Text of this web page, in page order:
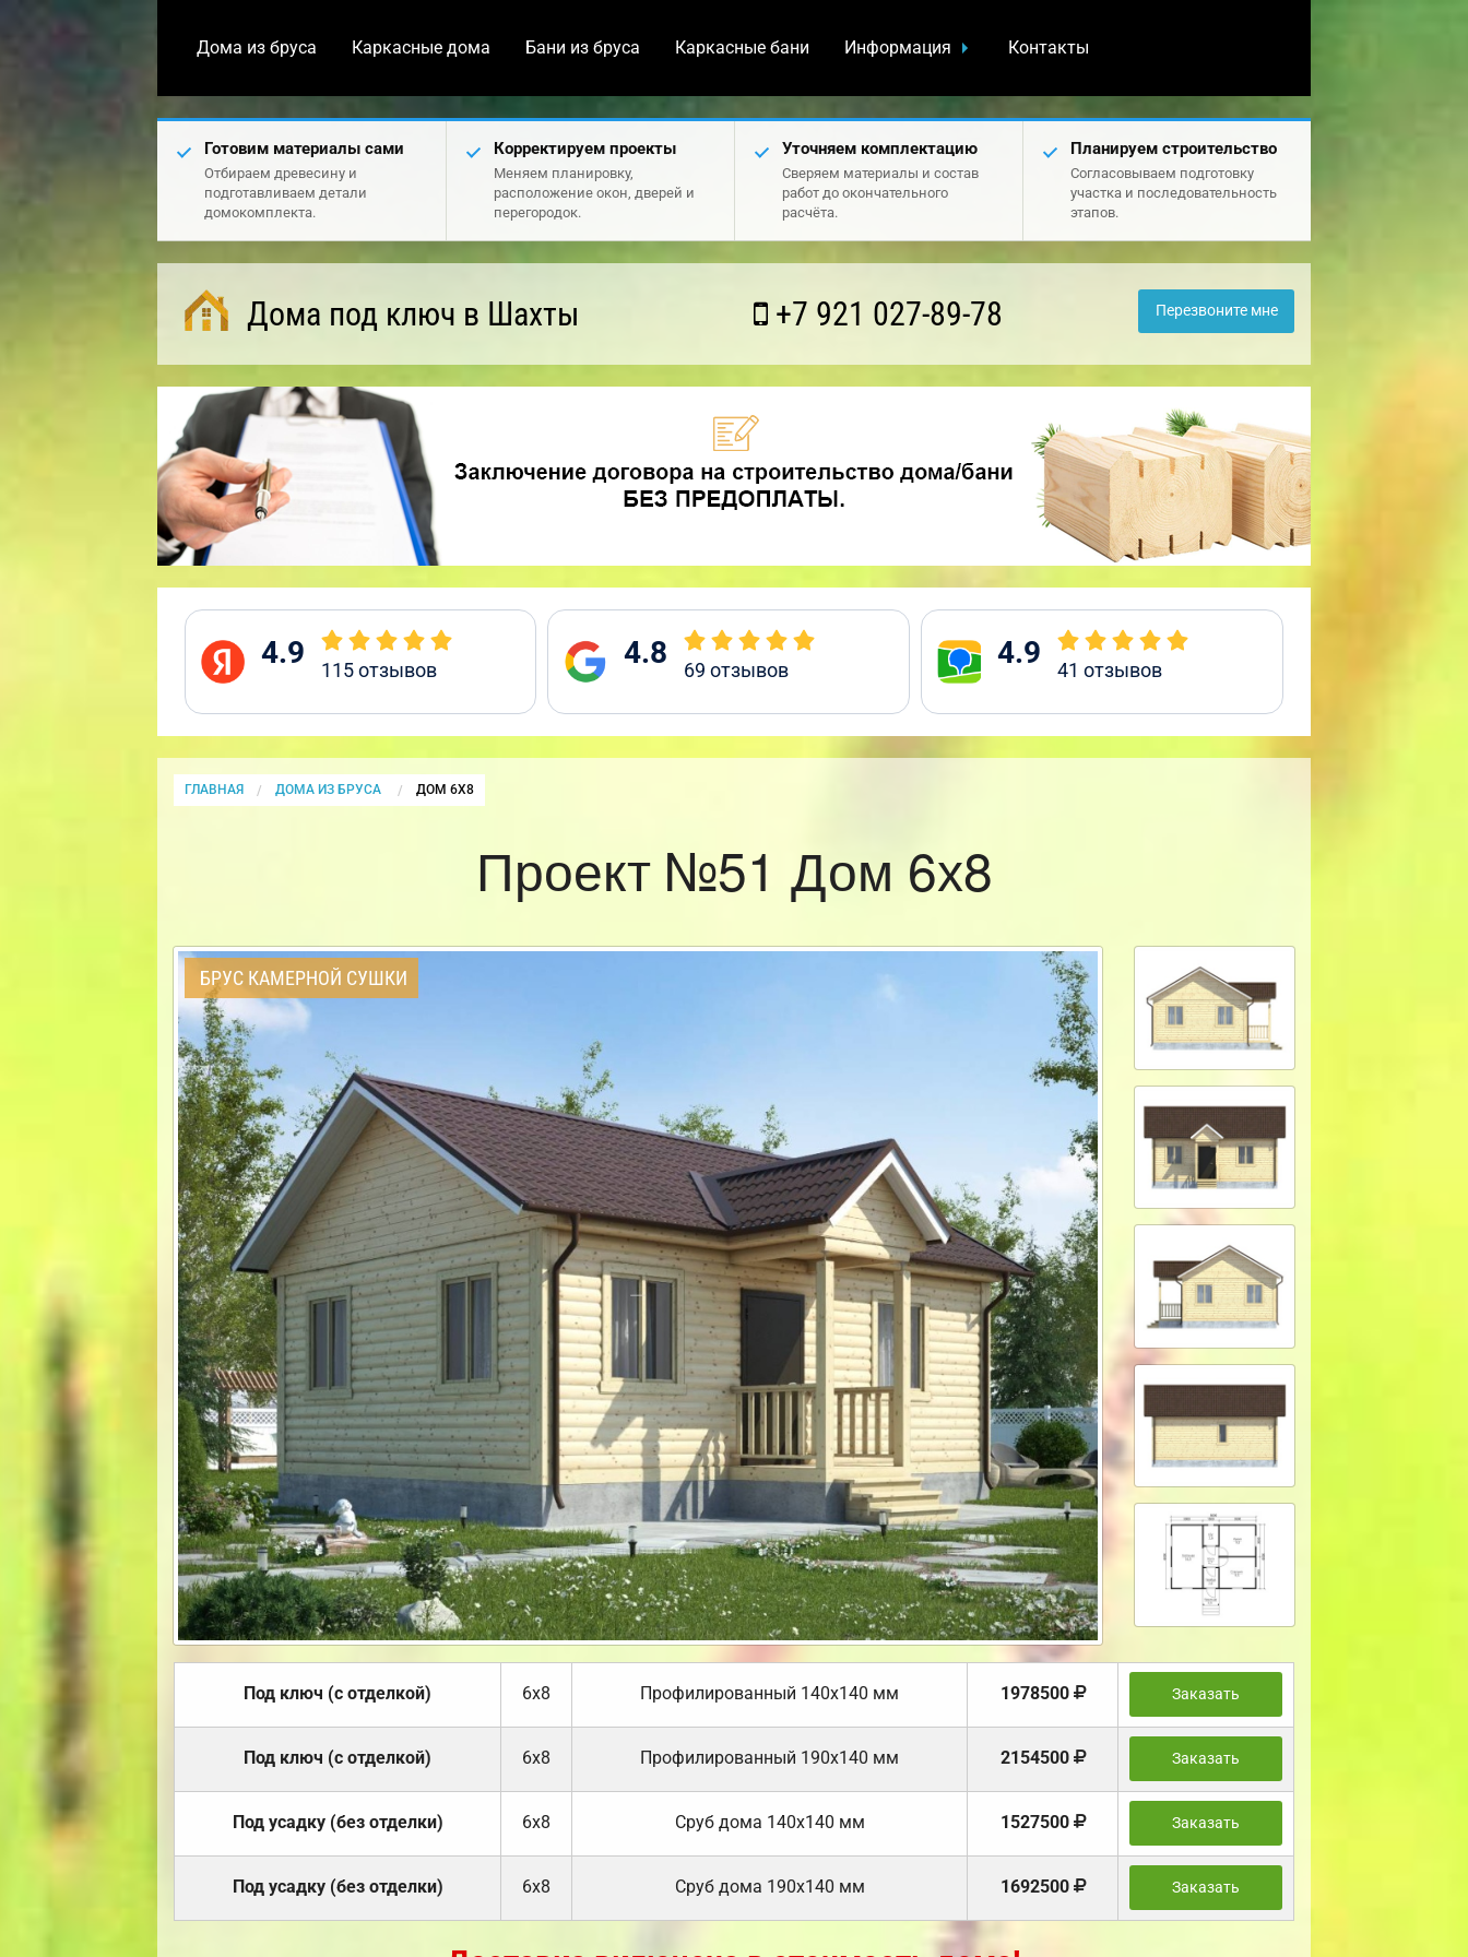
Дома из бруса Каркасные дома Бани из бруса Каркасные бани Информация Контакты
Готовим материалы сами
Отбираем древесину и
подготавливаем детали
домокомплекта.
Корректируем проекты
Меняем планировку,
расположение окон, дверей и
перегородок.
Уточняем комплектацию
Сверяем материалы и состав
работ до окончательного
расчёта.
Планируем строительство
Согласовываем подготовку
участка и последовательность
этапов.
Дома под ключ в Шахты +7 921 027-89-78 Перезвоните мне
4.9 115отзывов 4.8 69 отзывов 4.9 41 отзывов
ГЛАВНАЯ ДОМА ИЗ БРУСА CURRENT:
ДОМ 6Х8
Проект №51 Дом 6х8
БРУС КАМЕРНОЙ СУШКИ
Под ключ (с отделкой) 6х8 Профилированный 140х140 мм 1978500 Заказать
Под ключ (с отделкой) 6х8 Профилированный 190х140 мм 2154500 Заказать
Под усадку (без отделки) 6х8 Cруб дома 140х140 мм 1527500 Заказать
Под усадку (без отделки) 6х8 Cруб дома 190х140 мм 1692500 Заказать